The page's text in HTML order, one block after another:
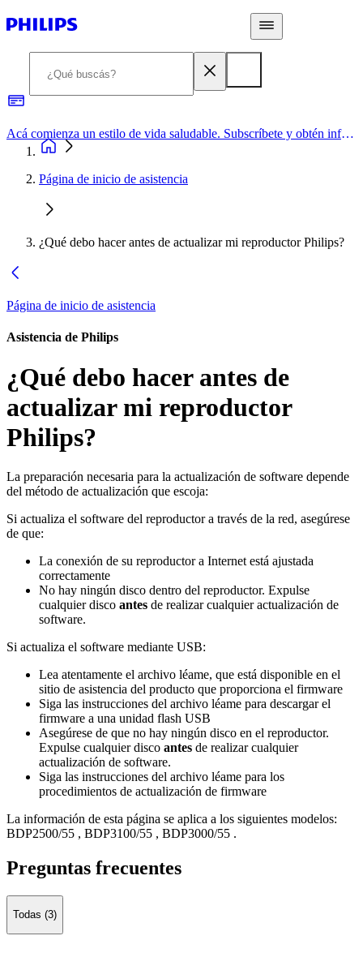
Acá comienza un estilo de vida saludable. Subscríbete y obtén información de primera mano
Página de inicio de asistencia
¿Qué debo hacer antes de actualizar mi reproductor Philips?
Página de inicio de asistencia
Asistencia de Philips
¿Qué debo hacer antes de
actualizar mi reproductor
Philips?
La preparación necesaria para la actualización de software depende
del método de actualización que escoja:
Si actualiza el software del reproductor a través de la red, asegúrese
de que:
La conexión de su reproductor a Internet está ajustada
correctamente
No hay ningún disco dentro del reproductor. Expulse
cualquier disco antes de realizar cualquier actualización de
software.
Si actualiza el software mediante USB:
Lea atentamente el archivo léame, que está disponible en el
sitio de asistencia del producto que proporciona el firmware
Siga las instrucciones del archivo léame para descargar el
firmware a una unidad flash USB
Asegúrese de que no hay ningún disco en el reproductor.
Expulse cualquier disco antes de realizar cualquier
actualización de software.
Siga las instrucciones del archivo léame para los
procedimientos de actualización de firmware
La información de esta página se aplica a los siguientes modelos:
BDP2500/55 , BDP3100/55 , BDP3000/55 .
Preguntas frecuentes
Todas (3)